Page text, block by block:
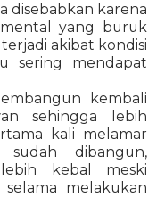
disebabkan karena
yang buruk
akibat kondisi
sering mendapat
kembali
sehingga lebih
kali melamar
sudah dibangun,
kebal meski
melakukan